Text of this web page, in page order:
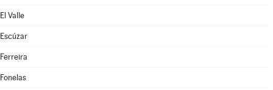
El Valle
Escúzar
Ferreira
Fonelas